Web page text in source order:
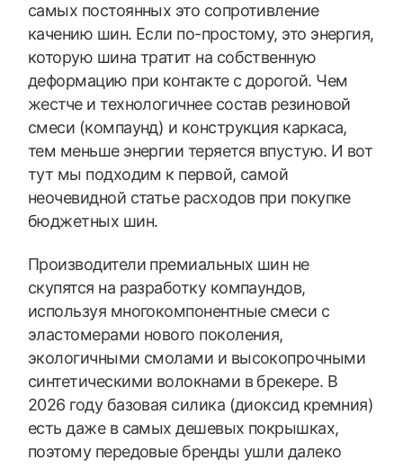
самых постоянных это сопротивление
качению шин. Если по-простому, это энергия,
которую шина тратит на собственную
деформацию при контакте с дорогой. Чем
жестче и технологичнее состав резиновой
смеси (компаунд) и конструкция каркаса,
тем меньше энергии теряется впустую. И вот
тут мы подходим к первой, самой
неочевидной статье расходов при покупке
бюджетных шин.
Производители премиальных шин не
скупятся на разработку компаундов,
используя многокомпонентные смеси с
эластомерами нового поколения,
экологичными смолами и высокопрочными
синтетическими волокнами в брекере. В
2026 году базовая силика (диоксид кремния)
есть даже в самых дешевых покрышках,
поэтому передовые бренды ушли далеко